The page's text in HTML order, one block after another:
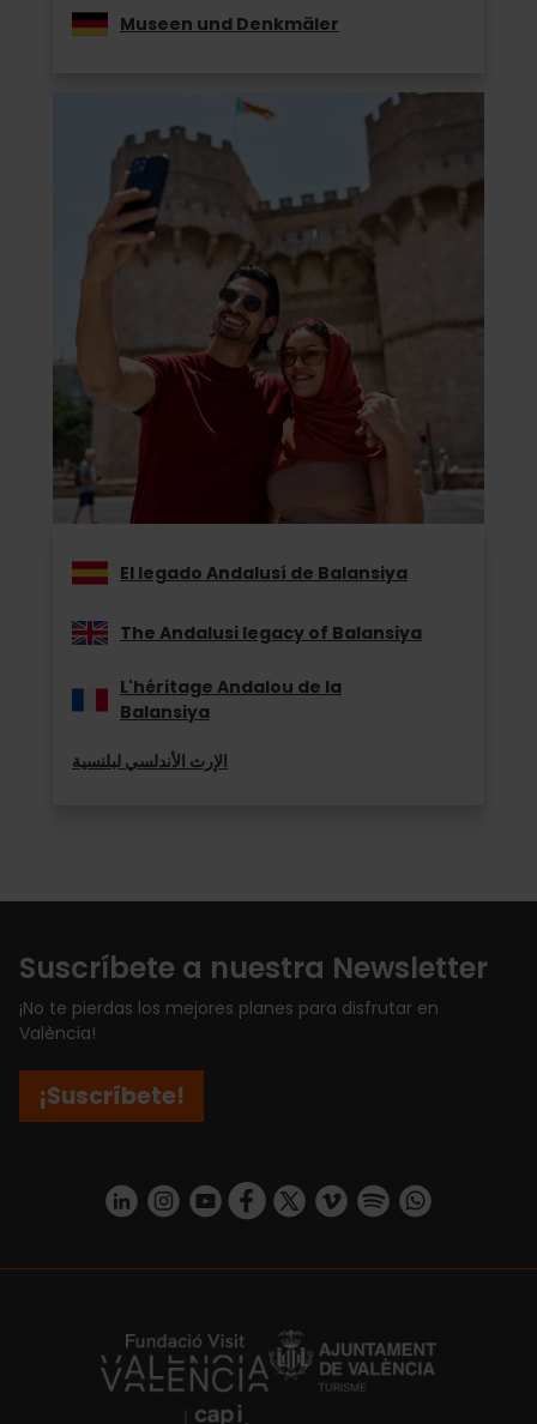
Museen und Denkmäler
El legado Andalusí de Balansiya
The Andalusi legacy of Balansiya
L'héritage Andalou de la
Balansiya
الإرث الأندلسي لبلنسية
Suscríbete a nuestra Newsletter
¡No te pierdas los mejores planes para disfrutar en
València!
¡Suscríbete!
https://www.linkedin.com/company/turismo-valencia/mycompany/
https://www.instagram.com/visit_valencia/
https://www.youtube.com/user/
https://www.facebook.com/
https://twitter.com/
https://vimeo.com/
https://https://api.whatsapp.com/
https://fundacion.visitvalencia.com/